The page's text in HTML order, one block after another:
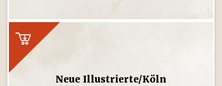
Neue Illustrierte/Köln